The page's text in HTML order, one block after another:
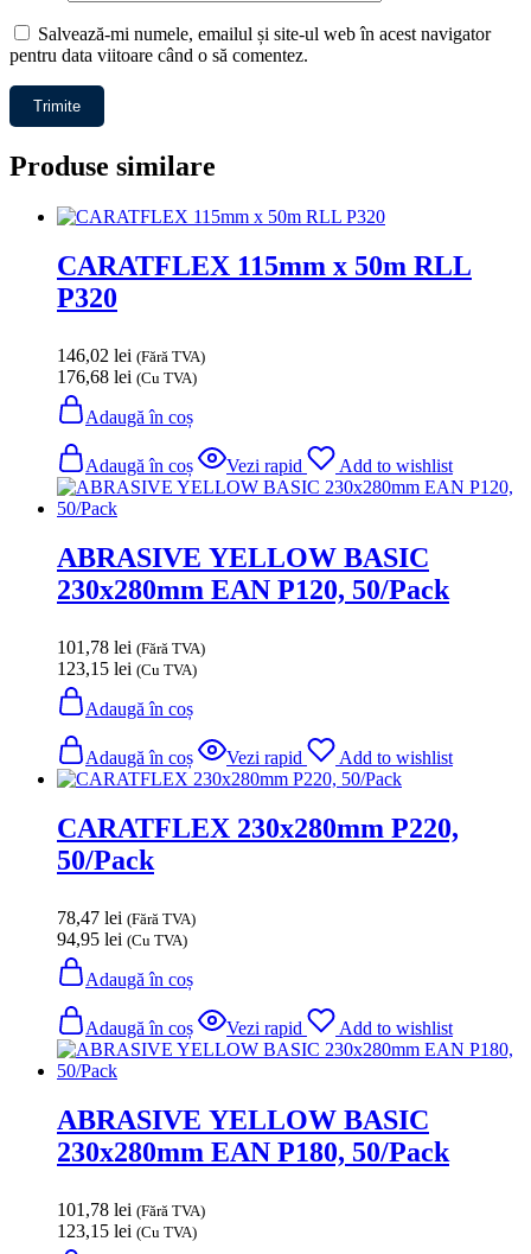
Salvează-mi numele, emailul și site-ul web în acest navigator
pentru data viitoare când o să comentez.
Produse similare
CARATFLEX 115mm x 50m RLL
P320
146,02 lei (Fără TVA)
176,68 lei (Cu TVA)
Adaugă în coș
Adaugă în coș Vezi rapid Add to wishlist
ABRASIVE YELLOW BASIC
230x280mm EAN P120, 50/Pack
101,78 lei (Fără TVA)
123,15 lei (Cu TVA)
Adaugă în coș
Adaugă în coș Vezi rapid Add to wishlist
CARATFLEX 230x280mm P220,
50/Pack
78,47 lei (Fără TVA)
94,95 lei (Cu TVA)
Adaugă în coș
Adaugă în coș Vezi rapid Add to wishlist
ABRASIVE YELLOW BASIC
230x280mm EAN P180, 50/Pack
101,78 lei (Fără TVA)
123,15 lei (Cu TVA)